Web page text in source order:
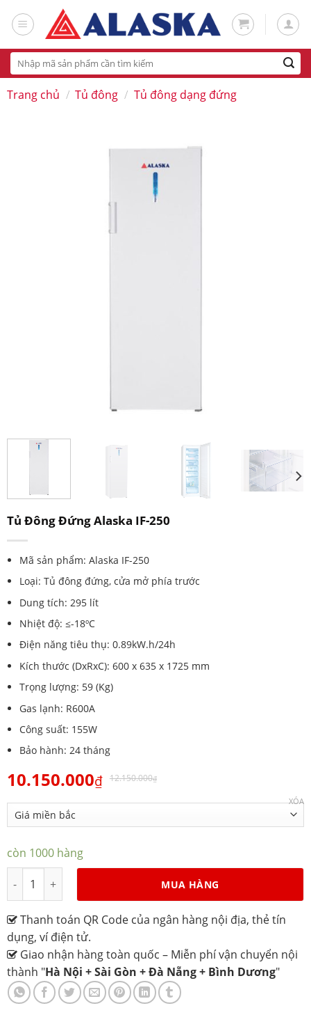
Tìm
kiếm:
Trang chủ / Tủ đông / Tủ đông dạng đứng
Tủ Đông Đứng Alaska IF-250
Mã sản phẩm: Alaska IF-250
Loại: Tủ đông đứng, cửa mở phía trước
Dung tích: 295 lít
Nhiệt độ: ≤-18ºC
Điện năng tiêu thụ: 0.89kW.h/24h
Kích thước (DxRxC): 600 x 635 x 1725 mm
Trọng lượng: 59 (Kg)
Gas lạnh: R600A
Công suất: 155W
Bảo hành: 24 tháng
10.150.000₫ 12.150.000₫
XÓA
còn 1000 hàng
MUA HÀNG
Thanh toán QR Code của ngân hàng nội địa, thẻ tín
dụng, ví điện tử.
Giao nhận hàng toàn quốc – Miễn phí vận chuyển nội
thành "Hà Nội + Sài Gòn + Đà Nẵng + Bình Dương"